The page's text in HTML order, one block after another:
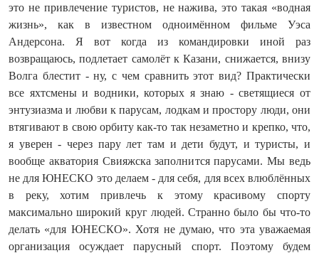
это не привлечение туристов, не нажива, это такая «водная
жизнь», как в известном одноимённом фильме Уэса
Андерсона. Я вот когда из командировки иной раз
возвращаюсь, подлетает самолёт к Казани, снижается, внизу
Волга блестит - ну, с чем сравнить этот вид? Практически
все яхтсмены и водники, которых я знаю - светящиеся от
энтузиазма и любви к парусам, лодкам и простору люди, они
втягивают в свою орбиту как‑то так незаметно и крепко, что,
я уверен - через пару лет там и дети будут, и туристы, и
вообще акватория Свияжска заполнится парусами. Мы ведь
не для ЮНЕСКО это делаем - для себя, для всех влюблённых
в реку, хотим привлечь к этому красивому спорту
максимально широкий круг людей. Странно было бы что‑то
делать «для ЮНЕСКО». Хотя не думаю, что эта уважаемая
организация осуждает парусный спорт. Поэтому будем